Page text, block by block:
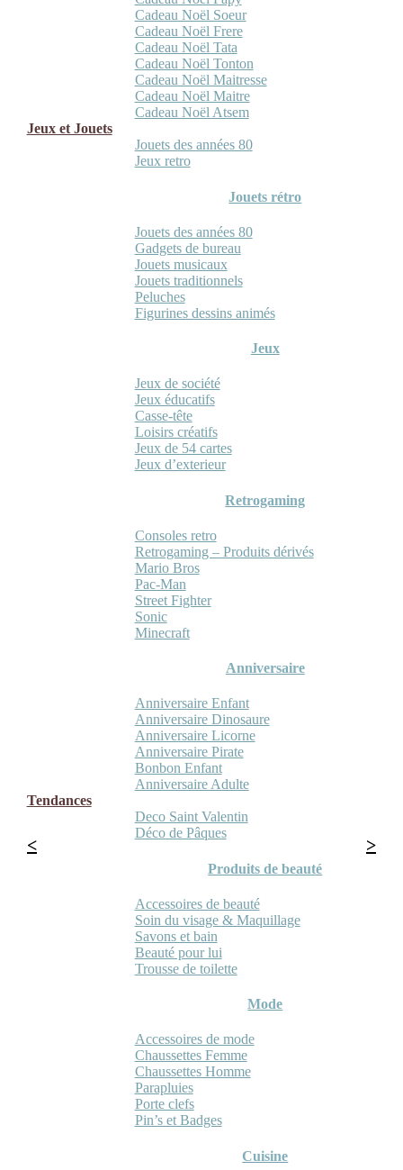
Cadeau Noël Soeur
Cadeau Noël Frere
Cadeau Noël Tata
Cadeau Noël Tonton
Cadeau Noël Maitresse
Cadeau Noël Maitre
Cadeau Noël Atsem
Jeux et Jouets
Jouets des années 80
Jeux retro
Jouets rétro
Jouets des années 80
Gadgets de bureau
Jouets musicaux
Jouets traditionnels
Peluches
Figurines dessins animés
Jeux
Jeux de société
Jeux éducatifs
Casse-tête
Loisirs créatifs
Jeux de 54 cartes
Jeux d’exterieur
Retrogaming
Consoles retro
Retrogaming – Produits dérivés
Mario Bros
Pac-Man
Street Fighter
Sonic
Minecraft
Anniversaire
Anniversaire Enfant
Anniversaire Dinosaure
Anniversaire Licorne
Anniversaire Pirate
Bonbon Enfant
Anniversaire Adulte
Tendances
Deco Saint Valentin
Déco de Pâques
Produits de beauté
Accessoires de beauté
Soin du visage & Maquillage
Savons et bain
Beauté pour lui
Trousse de toilette
Mode
Accessoires de mode
Chaussettes Femme
Chaussettes Homme
Parapluies
Porte clefs
Pin’s et Badges
Cuisine